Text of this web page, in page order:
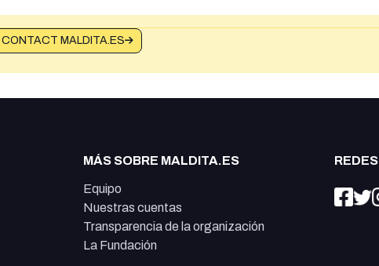
CONTACT MALDITA.ES
MÁS SOBRE MALDITA.ES
Equipo
Nuestras cuentas
Transparencia de la organización
La Fundación
REDES